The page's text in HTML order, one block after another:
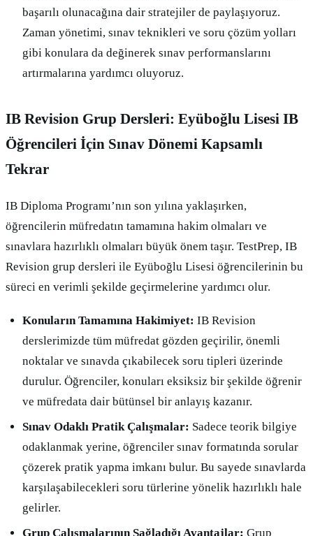
başarılı olunacağına dair stratejiler de paylaşıyoruz.
Zaman yönetimi, sınav teknikleri ve soru çözüm yolları
gibi konulara da değinerek sınav performanslarını
artırmalarına yardımcı oluyoruz.
IB Revision Grup Dersleri: Eyüboğlu Lisesi IB
Öğrencileri İçin Sınav Dönemi Kapsamlı
Tekrar
IB Diploma Programı’nın son yılına yaklaşırken,
öğrencilerin müfredatın tamamına hakim olmaları ve
sınavlara hazırlıklı olmaları büyük önem taşır. TestPrep, IB
Revision grup dersleri ile Eyüboğlu Lisesi öğrencilerinin bu
süreci en verimli şekilde geçirmelerine yardımcı olur.
Konuların Tamamına Hakimiyet: IB Revision
derslerimizde tüm müfredat gözden geçirilir, önemli
noktalar ve sınavda çıkabilecek soru tipleri üzerinde
durulur. Öğrenciler, konuları eksiksiz bir şekilde öğrenir
ve müfredata dair bütünsel bir anlayış kazanır.
Sınav Odaklı Pratik Çalışmalar: Sadece teorik bilgiye
odaklanmak yerine, öğrenciler sınav formatında sorular
çözerek pratik yapma imkanı bulur. Bu sayede sınavlarda
karşılaşabilecekleri soru türlerine yönelik hazırlıklı hale
gelirler.
Grup Çalışmalarının Sağladığı Avantajlar: Grup